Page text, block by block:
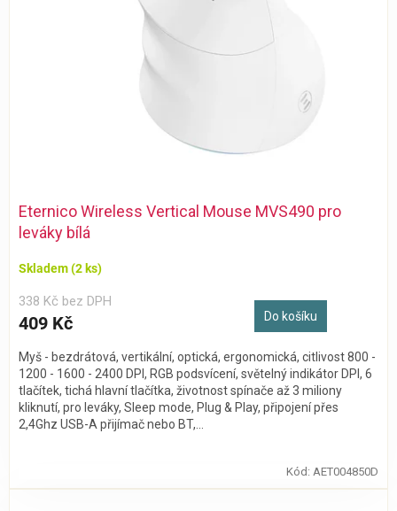
Eternico Wireless Vertical Mouse MVS490 pro
leváky bílá
Skladem(2 ks)
338 Kč bez DPH
409 Kč Do košíku
Myš - bezdrátová, vertikální, optická, ergonomická, citlivost 800 -
1200 - 1600 - 2400 DPI, RGB podsvícení, světelný indikátor DPI, 6
tlačítek, tichá hlavní tlačítka, životnost spínače až 3 miliony
kliknutí, pro leváky, Sleep mode, Plug & Play, připojení přes
2,4Ghz USB-A přijímač nebo BT,...
Kód: AET004850D